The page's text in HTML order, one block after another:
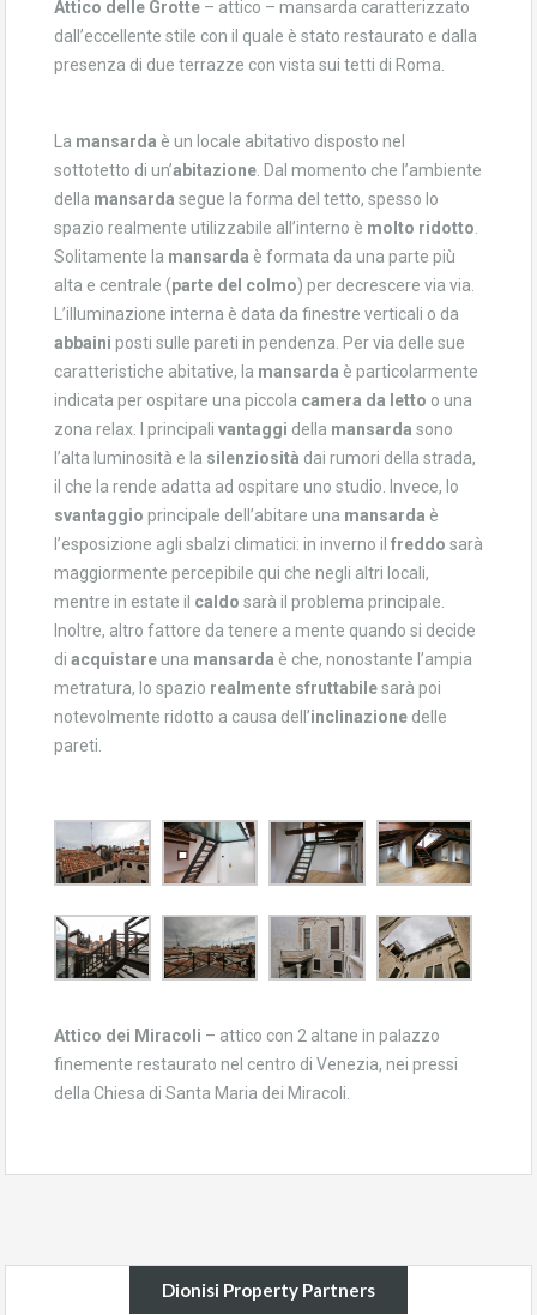
Attico delle Grotte – attico – mansarda caratterizzato
dall’eccellente stile con il quale è stato restaurato e dalla
presenza di due terrazze con vista sui tetti di Roma.
La mansarda è un locale abitativo disposto nel
sottotetto di un’abitazione . Dal momento che l’ambiente
della mansarda segue la forma del tetto, spesso lo
spazio realmente utilizzabile all’interno è molto ridotto
Solitamente la mansarda è formata da una parte più
alta e centrale (parte del colmo) per decrescere via via.
L’illuminazione interna è data da finestre verticali o da
abbaini posti sulle pareti in pendenza. Per via delle sue
caratteristiche abitative, la mansarda è particolarmente
indicata per ospitare una piccola camera da letto o una
zona relax. I principali vantaggi della mansarda sono
l’alta luminosità e la silenziosità dai rumori della strada,
il che la rende adatta ad ospitare uno studio. Invece, lo
svantaggio principale dell’abitare una mansarda è
l’esposizione agli sbalzi climatici: in inverno il freddo sarà
maggiormente percepibile qui che negli altri locali,
mentre in estate il caldo sarà il problema principale.
Inoltre, altro fattore da tenere a mente quando si decide
di acquistareuna mansarda è che, nonostante l’ampia
metratura, lo spazio realmente sfruttabilesarà poi
notevolmente ridotto a causa dell’inclinazione delle
pareti.
Attico dei Miracoli – attico con 2 altane in palazzo
finemente restaurato nel centro di Venezia, nei pressi
della Chiesa di Santa Maria dei Miracoli.
Dionisi Property Partners